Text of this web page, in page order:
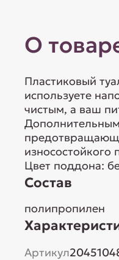
О
Пластиковый
используете
чистым, а ваш
износостойкого
Цвет поддона:
Состав
полипропилен
Артикул